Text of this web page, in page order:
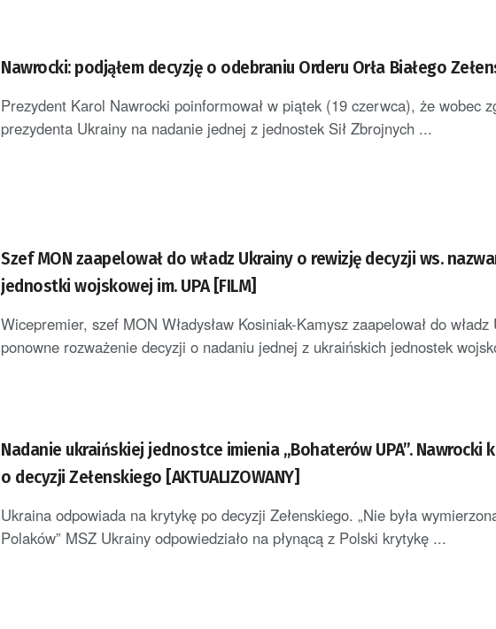
Nawrocki: podjąłem decyzję o odebraniu Orderu Orła Białego
Prezydent Karol Nawrocki poinformował w piątek (19 czerwca), że wobec
prezydenta Ukrainy na nadanie jednej z jednostek Sił Zbrojnych ...
Szef MON zaapelował do władz Ukrainy o rewizję decyzji ws.
jednostki wojskowej im. UPA [FILM]
Wicepremier, szef MON Władysław Kosiniak-Kamysz zaapelował do
ponowne rozważenie decyzji o nadaniu jednej z ukraińskich jednostek
Nadanie ukraińskiej jednostce imienia „Bohaterów UPA”. Nawrocki
o decyzji Zełenskiego [AKTUALIZOWANY]
Ukraina odpowiada na krytykę po decyzji Zełenskiego. „Nie była
Polaków” MSZ Ukrainy odpowiedziało na płynącą z Polski krytykę ...